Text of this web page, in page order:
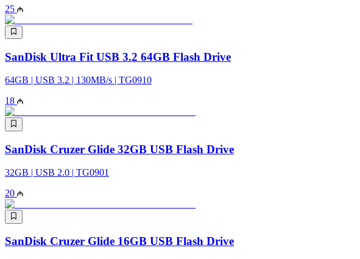
25
SanDisk Ultra Fit USB 3.2 64GB Flash Drive
64GB | USB 3.2 | 130MB/s | TG0910
18
SanDisk Cruzer Glide 32GB USB Flash Drive
32GB | USB 2.0 | TG0901
20
SanDisk Cruzer Glide 16GB USB Flash Drive